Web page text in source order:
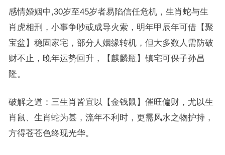
感情婚姻中,30岁至45岁者易陷信任危机，生肖蛇与生
肖虎相刑，小事争吵或成导火索，明年甲辰年可借【聚
宝盆】稳固家宅，部分人姻缘转机，但大多数人需防破
财不止，晚年运势回升，【麒麟瓶】镇宅可保子孙昌
隆。
破解之道：三生肖皆宜以【金钱鼠】催旺偏财，尤以生
肖鼠、生肖蛇为甚，流年不利时，更需风水之物护持，
方得苍苍色终现光华。